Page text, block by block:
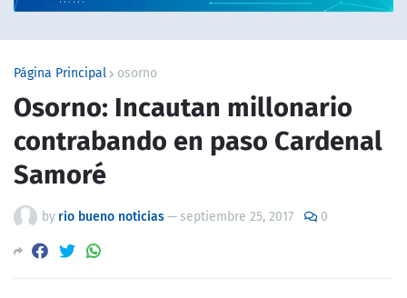
Página Principal osorno
Osorno: Incautan millonario
contrabando en paso Cardenal
Samoré
by rio bueno noticias— septiembre 25, 2017 0